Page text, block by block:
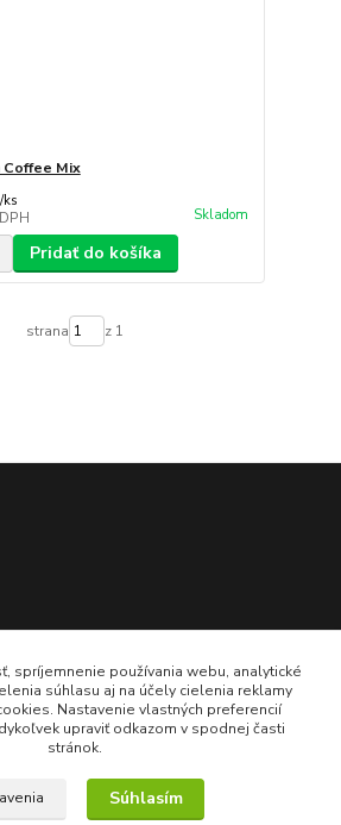
Coffee Mix
/ks
Skladom
Pridať do košíka
strana z 1
spríjemnenie používania webu, analytické
súhlasu aj na účely cielenia reklamy
Nastavenie vlastných preferencií
upraviť odkazom v spodnej časti
stránok.
Súhlasím